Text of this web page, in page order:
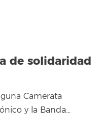
de solidaridad
Camerata
y la Banda…